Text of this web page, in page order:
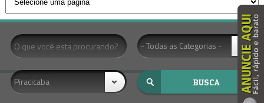
- Todas as Categorias -
Piracicaba